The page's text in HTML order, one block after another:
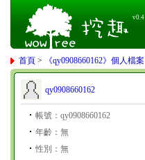
v0.4
首頁 > 《qy0908660162》個人檔案
qy0908660162
帳號：qy0908660162
年齡：無
性別：無